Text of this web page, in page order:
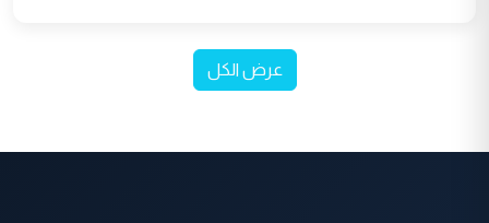
عرض الكل